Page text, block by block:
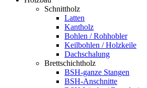
Schnittholz
Latten
Kantholz
Bohlen / Rohhobler
Keilbohlen / Holzkeile
Dachschalung
Brettschichtholz
BSH-ganze Stangen
BSH-Anschnitte